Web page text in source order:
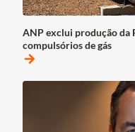
ANP exclui produção da
compulsórios de gás
arrow_forward